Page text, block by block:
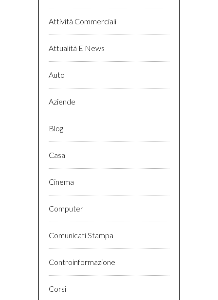
Attività Commerciali
Attualità E News
Auto
Aziende
Blog
Casa
Cinema
Computer
Comunicati Stampa
Controinformazione
Corsi